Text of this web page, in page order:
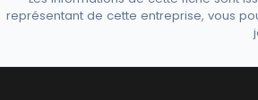
représentant de cette entreprise, vous